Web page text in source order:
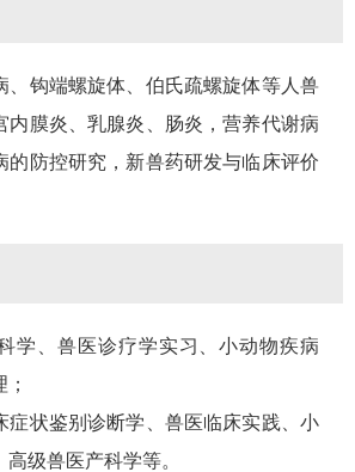
、钩端螺旋体、伯氏疏螺旋体等人兽
内膜炎、乳腺炎、肠炎，营养代谢病
的防控研究，新兽药研发与临床评价
学、兽医诊疗学实习、小动物疾病
症状鉴别诊断学、兽医临床实践、小
级兽医产科学等。